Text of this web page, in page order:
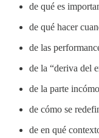
de qué es
de qué hacer
de las
de la “deriva del
de la parte
de cómo se
de en qué